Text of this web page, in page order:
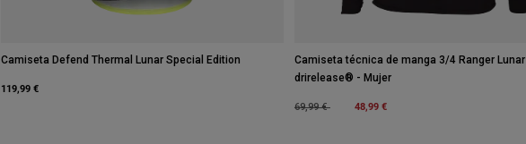
Camiseta Defend Thermal Lunar Special Edition
119,99 €
Camiseta técnica de manga 3/4 Ranger Lunar
drirelease® - Mujer
Price reduced from
69,99 €to 48,99 €